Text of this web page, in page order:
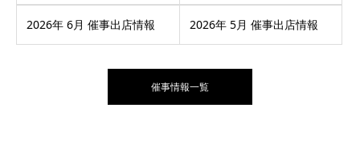
2026年 6月 催事出店情報 2026年 5月 催事出店情報
催事情報一覧